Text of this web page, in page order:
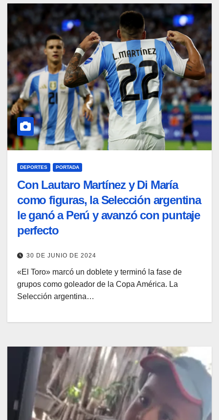
DEPORTES PORTADA
Con Lautaro Martínez y Di María
como figuras, la Selección argentina
le ganó a Perú y avanzó con puntaje
perfecto
30 DE JUNIO DE 2024
«El Toro» marcó un doblete y terminó la fase de
grupos como goleador de la Copa América. La
Selección argentina…